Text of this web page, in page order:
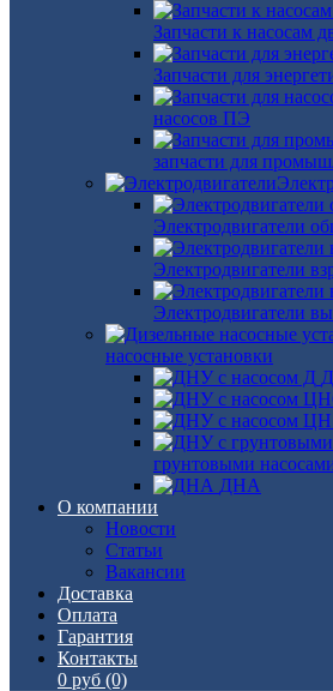
Запчасти к насосам
Запчасти для
насосов ПЭ
запчасти для
Электродвигатели
Электродвигатели
Электродвигатели
насосные установки
грунтовыми
ДНА
О компании
Новости
Статьи
Вакансии
Доставка
Оплата
Гарантия
Контакты
0 руб (0)